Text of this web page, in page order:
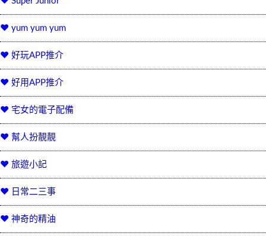
♥ yum yum yum
♥ 好玩APP推介
♥ 好用APP推介
♥ 宅女的電子配備
♥ 幫人扮靚靚
♥ 旅遊小記
♥ 日常二三事
♥ 神奇的精油